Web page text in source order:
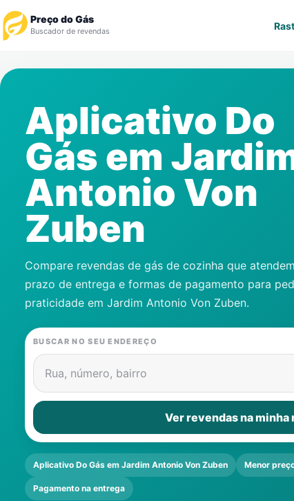
Preço do Gás
Buscador de revendas
Revendedor
Notícias
Cadastre-se
Gás
Aplicativo Do
Gás em
Antonio Von
Zuben
Compare revendas de gás de cozinha que
prazo de entrega e formas de pagamento para
praticidade em Jardim Antonio Von Zuben.
BUSCAR NO SEU ENDEREÇO
Rua, número, bairro
Ver revendas na minha
Aplicativo Do Gás em Jardim Antonio Von Zuben Menor
Pagamento na entrega